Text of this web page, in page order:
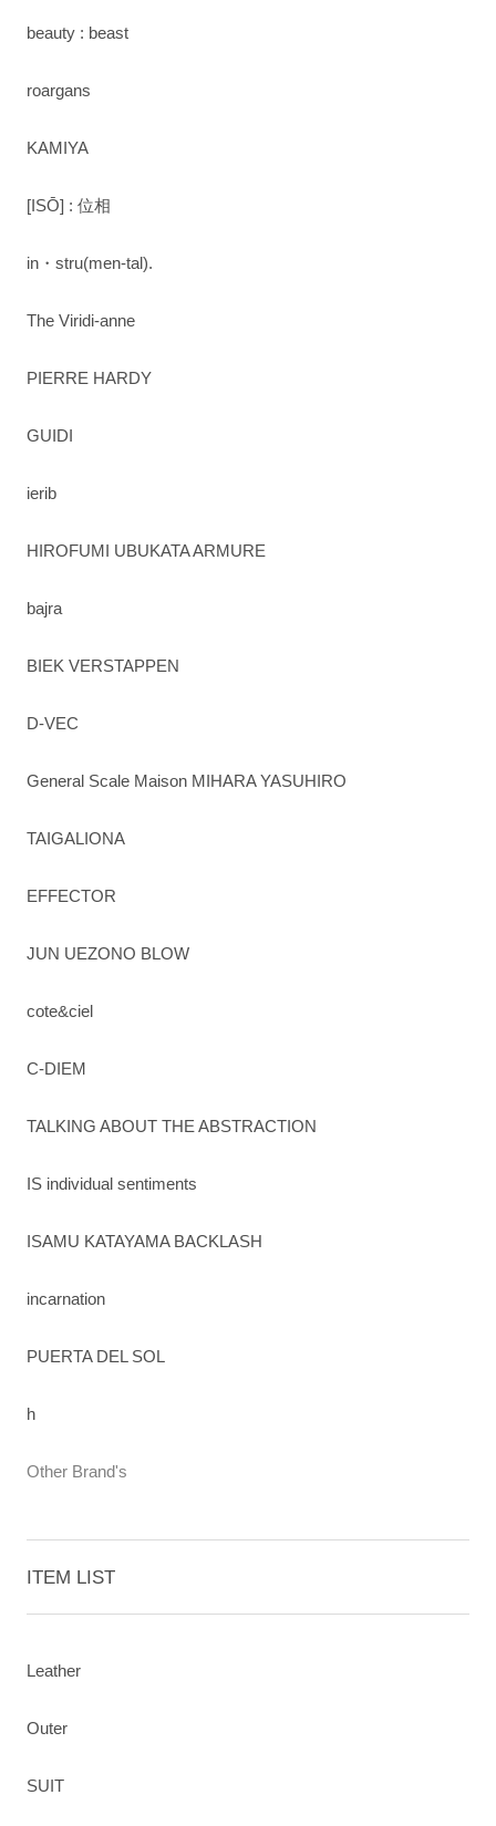
beauty : beast
roargans
KAMIYA
[ISŌ] : 位相
in・stru(men-tal).
The Viridi-anne
PIERRE HARDY
GUIDI
ierib
HIROFUMI UBUKATA ARMURE
bajra
BIEK VERSTAPPEN
D-VEC
General Scale Maison MIHARA YASUHIRO
TAIGALIONA
EFFECTOR
JUN UEZONO BLOW
cote&ciel
C-DIEM
TALKING ABOUT THE ABSTRACTION
IS individual sentiments
ISAMU KATAYAMA BACKLASH
incarnation
PUERTA DEL SOL
h
Other Brand's
ITEM LIST
Leather
Outer
SUIT